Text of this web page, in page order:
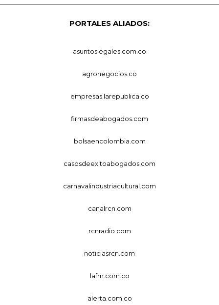
PORTALES ALIADOS:
asuntoslegales.com.co
agronegocios.co
empresas.larepublica.co
firmasdeabogados.com
bolsaencolombia.com
casosdeexitoabogados.com
carnavalindustriacultural.com
canalrcn.com
rcnradio.com
noticiasrcn.com
lafm.com.co
alerta.com.co